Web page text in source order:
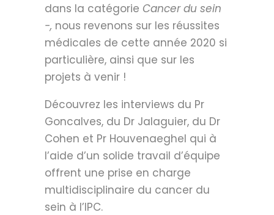
dans la catégorie Cancer du sein
-, nous revenons sur les réussites
médicales de cette année 2020 si
particulière, ainsi que sur les
projets à venir !
Découvrez les interviews du Pr
Goncalves, du Dr Jalaguier, du Dr
Cohen et Pr Houvenaeghel qui à
l’aide d’un solide travail d’équipe
offrent une prise en charge
multidisciplinaire du cancer du
sein à l’IPC.